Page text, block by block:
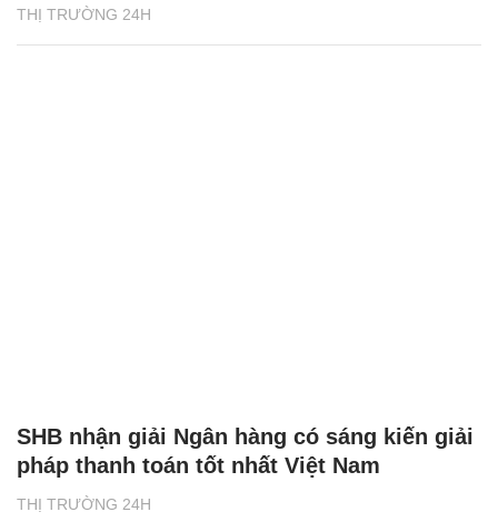
THỊ TRƯỜNG 24H
THỊ TRƯỜNG 24H
SHB nhận giải Ngân hàng có sáng kiến giải
pháp thanh toán tốt nhất Việt Nam